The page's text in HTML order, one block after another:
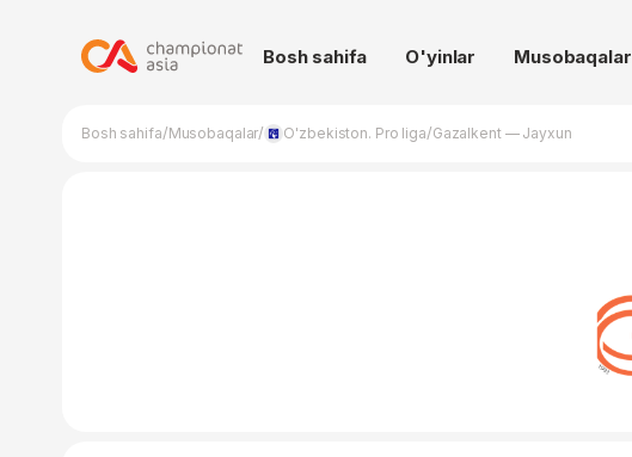
Bosh sahifa O'yinlar Musobaqalar
Bosh sahifa/Musobaqalar/ O'zbekiston. Pro liga/Gazalkent — Jayxun